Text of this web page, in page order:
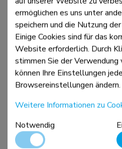
Vergleichen
FPMA-D865DBLACK
ermöglichen es uns unter
speichern und die Nutzung
Einige Cookies sind für das
Website erforderlich. Durch
stimmen Sie der Verwendung
können Ihre Einstellungen
Browsereinstellungen ändern.
Weitere Informationen zu
Notwendig